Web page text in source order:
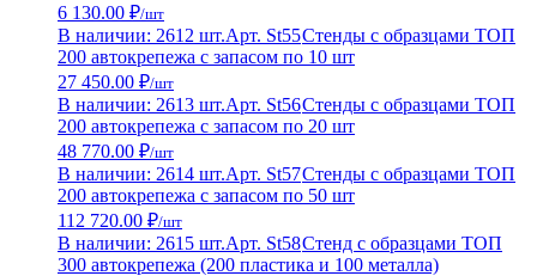
6 130.00 ₽/шт
В наличии: 2612 шт.Арт. St55Стенды с образцами ТОП
200 автокрепежа с запасом по 10 шт
27 450.00 ₽/шт
В наличии: 2613 шт.Арт. St56Стенды с образцами ТОП
200 автокрепежа с запасом по 20 шт
48 770.00 ₽/шт
В наличии: 2614 шт.Арт. St57Стенды с образцами ТОП
200 автокрепежа с запасом по 50 шт
112 720.00 ₽/шт
В наличии: 2615 шт.Арт. St58Стенд с образцами ТОП
300 автокрепежа (200 пластика и 100 металла)